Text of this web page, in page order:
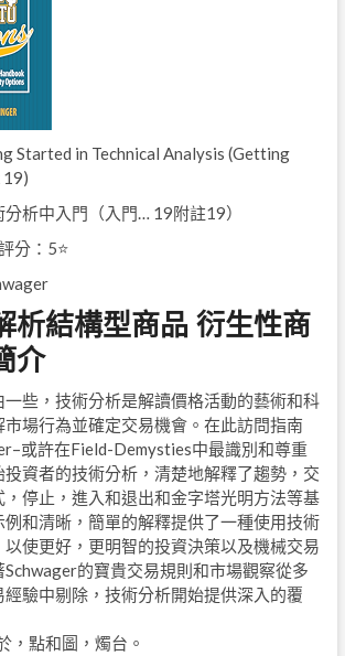
Started in Technical Analysis (Getting
析中入門（入門… 19附註19）
分：5⭐
析結構型商品 衍生性商
介
一些，技術分析是解讀價格活動的藝術和科
場行為並確定交易機會。在此訪問指南
或許在Field-Demysties中最識別和尊重
資者的技術分析，清楚地解釋了趨勢，交
停止，進入和退出和金字塔光明方法等基
和清晰，簡單的解釋提供了一種使用技術
使更好，更明智的投資決策以及機械交易
的寶貴交易規則和市場觀察從多
驗中剔除，技術分析開始提供深入的覆
，點和圖，燭台。